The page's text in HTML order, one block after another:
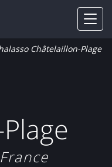
Châtelaillon-Plage